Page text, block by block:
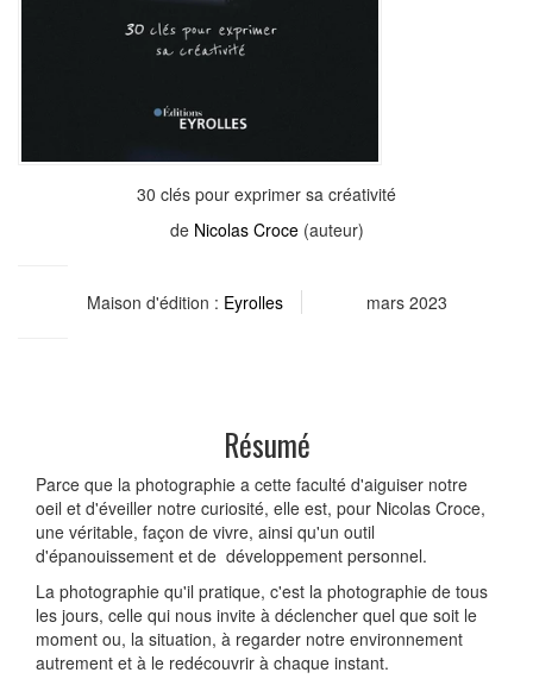
30 clés pour exprimer sa créativité
de Nicolas Croce(auteur)
Maison d'édition : Eyrolles mars 2023
Résumé
Parce que la photographie a cette faculté d'aiguiser notre
oeil et d'éveiller notre curiosité, elle est, pour Nicolas Croce,
une véritable, façon de vivre, ainsi qu'un outil
d'épanouissement et de développe­ment personnel.
La photographie qu'il pratique, c'est la photographie de tous
les jours, celle qui nous invite à déclencher quel que soit le
moment ou, la situation, à regarder notre environnement
autrement et à le redé­couvrir à chaque instant.